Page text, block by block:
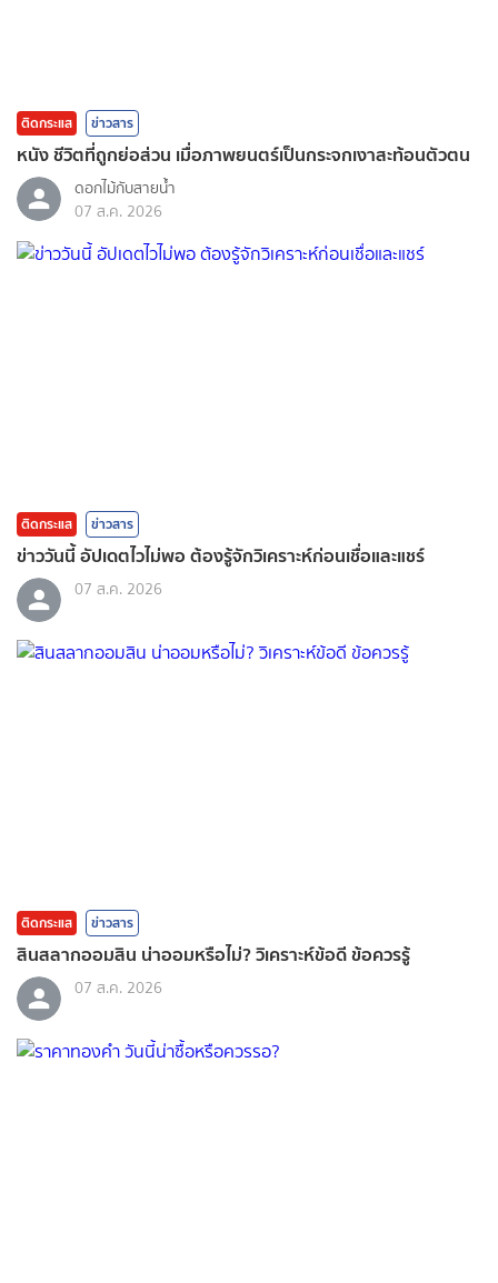
ติดกระแส ข่าวสาร
หนัง ชีวิตที่ถูกย่อส่วน เมื่อภาพยนตร์เป็นกระจกเงาสะท้อนตัวตน
ดอกไม้กับสายน้ำ
07 ส.ค. 2026
ติดกระแส ข่าวสาร
ข่าววันนี้ อัปเดตไวไม่พอ ต้องรู้จักวิเคราะห์ก่อนเชื่อและแชร์
07 ส.ค. 2026
ติดกระแส ข่าวสาร
สินสลากออมสิน น่าออมหรือไม่? วิเคราะห์ข้อดี ข้อควรรู้
07 ส.ค. 2026